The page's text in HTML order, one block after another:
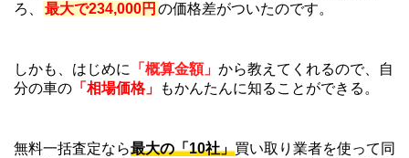
ろ、
最大で234,000円 の価格差がついたのです。
しかも、はじめに 「概算金額」 から教えてくれるので、自
分の車の 「相場価格」 もかんたんに知ることができる。
無料一括査定なら最大の「10社」買い取り業者を使って同